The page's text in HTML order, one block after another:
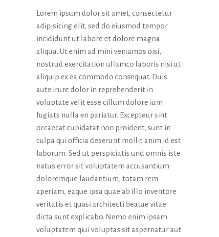
Lorem ipsum dolor sit amet, consectetur
adipisicing elit, sed do eiusmod tempor
incididunt ut labore et dolore magna
aliqua. Ut enim ad mini veniamos oisi,
nostrud exercitation ullamco laboris nisi ut
aliquip ex ea commodo consequat. Duis
aute irure dolor in reprehenderit in
voluptate velit esse cillum dolore ium
fugiats nulla en pariatur. Excepteur sint
occaecat cupidatat non proident, sunt in
culpa qui officia deserunt mollit anim id est
laborum. Sed ut perspiciatis und omnis iste
natus error sit voluptatem accusantium
doloremque laudantium, totam rem
aperiam, eaque ipsa quae ab illo inventore
veritatis et quasi architecti beatae vitae
dicta sunt explicabo. Nemo enim ipsam
voluptatem qiui voluptas sit aspernatur aut